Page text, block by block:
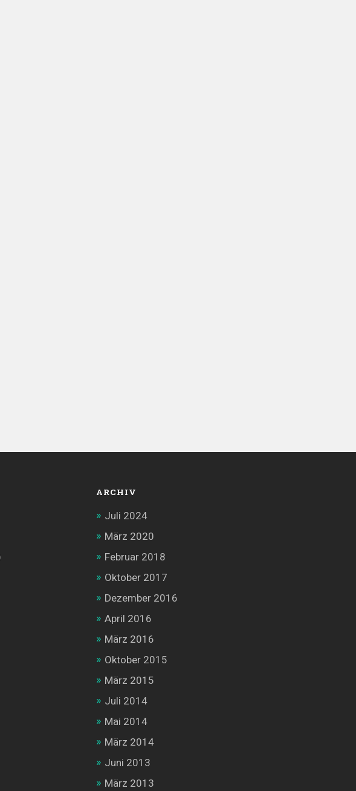
ARCHIV
Juli 2024
März 2020
Februar 2018
Oktober 2017
Dezember 2016
April 2016
März 2016
Oktober 2015
März 2015
Juli 2014
Mai 2014
März 2014
Juni 2013
März 2013